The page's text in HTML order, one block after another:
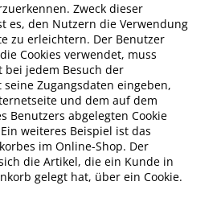
Zweck dieser
es, den Nutzern die Verwendung
zu erleichtern. Der Benutzer
Cookies verwendet, muss
bei jedem Besuch der
Zugangsdaten eingeben,
und dem auf dem
Benutzers abgelegten Cookie
weiteres Beispiel ist das
im Online-Shop. Der
die Artikel, die ein Kunde in
gelegt hat, über ein Cookie.